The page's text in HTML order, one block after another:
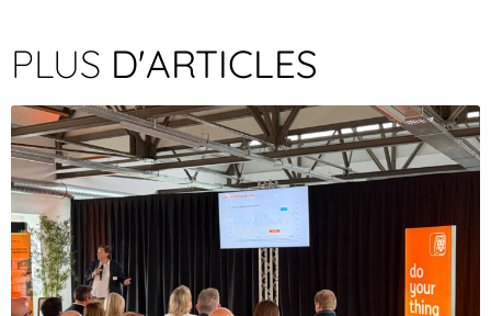
PLUS D'ARTICLES